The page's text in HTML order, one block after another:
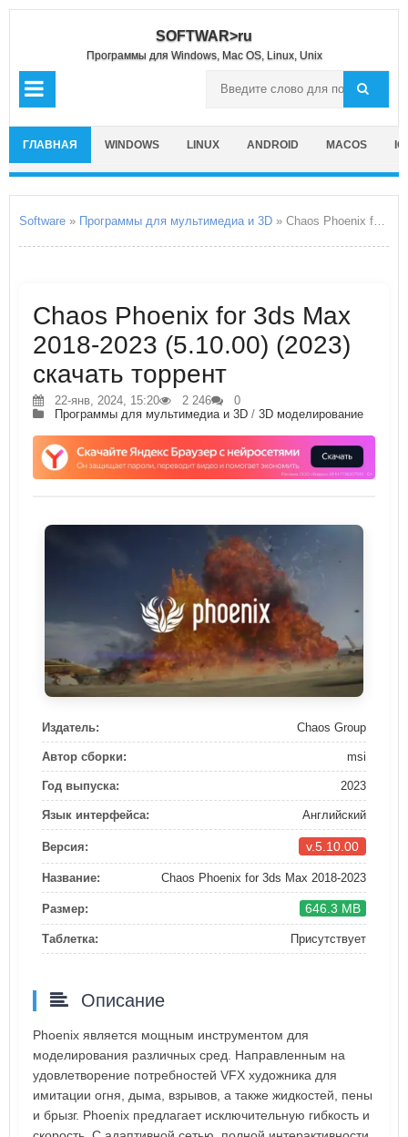
SOFTWAR>ru
Программы для Windows, Mac OS, Linux, Unix
ГЛАВНАЯ WINDOWS LINUX ANDROID MACOS
Software » Программы для мультимедиа и 3D » Chaos Phoenix for 3ds Max 2018-2023
Chaos Phoenix for 3ds Max
2018-2023 (5.10.00) (2023)
скачать торрент
22-янв, 2024, 15:20 2 246
0
Программы для мультимедиа и 3D / 3D моделирование
Издатель: Chaos Group
Автор сборки: msi
Год выпуска: 2023
Язык интерфейса: Английский
Версия: v.5.10.00
Название: Chaos Phoenix for 3ds Max 2018-2023
Размер: 646.3 MB
Таблетка: Присутствует
Описание
Phoenix является мощным инструментом для
моделирования различных сред. Направленным на
удовлетворение потребностей VFX художника для
имитации огня, дыма, взрывов, а также жидкостей, пены
и брызг. Phoenix предлагает исключительную гибкость и